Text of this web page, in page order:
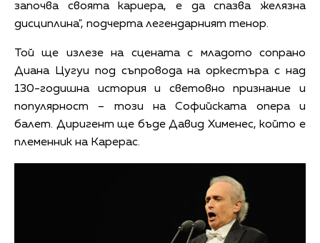
започва своята кариера, е да спазва желязна
дисциплина", подчерта легендарният тенор.
Той ще излезе на сцената с младото сопрано
Диана Цугуи под съпровода на оркестъра с над
130-годишна история и световно признание и
популярност – този на Софийската опера и
балет. Диригент ще бъде Давид Хименес, който е
племенник на Карерас.